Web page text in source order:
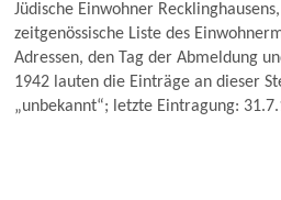
Jüdische Einwohner
zeitgenössische Liste des
Adressen, den Tag der Abmeldung
1942 lauten die Einträge an dieser
„unbekannt“; letzte Eintragung: